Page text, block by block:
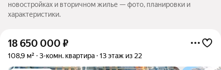
новостройках и вторичном жилье — фото, планировки и
характеристики.
18 650 000 ₽
108,9 м² 3-комн. квартира 13 этаж из 22